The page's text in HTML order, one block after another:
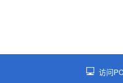
访问